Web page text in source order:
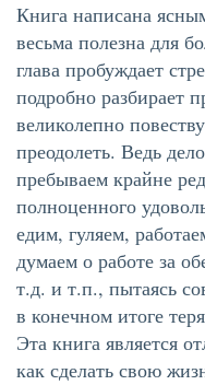
Книга написана
весьма полезна для
глава пробуждает
подробно разбирает
великолепно
преодолеть. Ведь
пребываем крайне
полноценного
едим, гуляем,
думаем о работе за
т.д. и т.п., пытаясь
в конечном итоге
Эта книга является
как сделать свою